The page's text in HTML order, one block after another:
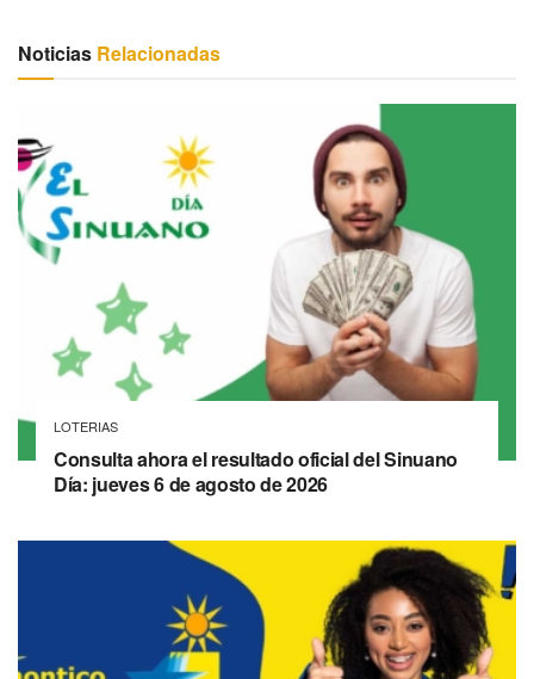
Noticias Relacionadas
LOTERIAS
Consulta ahora el resultado oficial del Sinuano
Día: jueves 6 de agosto de 2026